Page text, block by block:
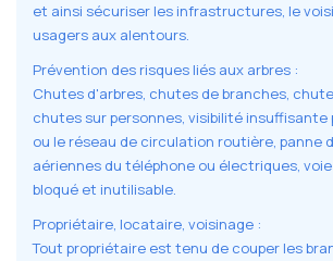
et ainsi sécuriser les infrastructures, le
usagers aux alentours.
Prévention des risques liés aux arbres :
Chutes d'arbres, chutes de branches,
chutes sur personnes, visibilité insuffisante
ou le réseau de circulation routière, panne
aériennes du téléphone ou électriques,
bloqué et inutilisable.
Propriétaire, locataire, voisinage :
Tout propriétaire est tenu de couper les